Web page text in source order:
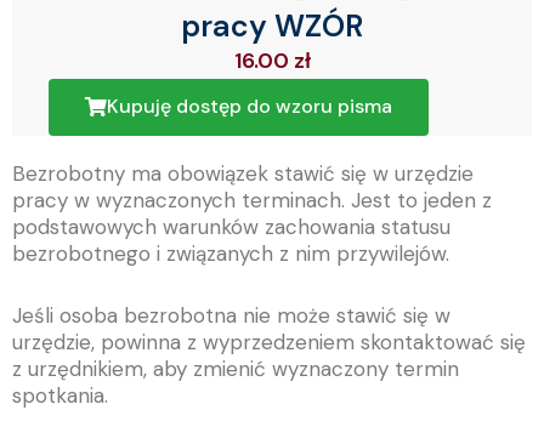
pracy WZÓR
16.00 zł
Kupuję dostęp do wzoru pisma
Bezrobotny ma obowiązek stawić się w urzędzie
pracy w wyznaczonych terminach. Jest to jeden z
podstawowych warunków zachowania statusu
bezrobotnego i związanych z nim przywilejów.
Jeśli osoba bezrobotna nie może stawić się w
urzędzie, powinna z wyprzedzeniem skontaktować się
z urzędnikiem, aby zmienić wyznaczony termin
spotkania.